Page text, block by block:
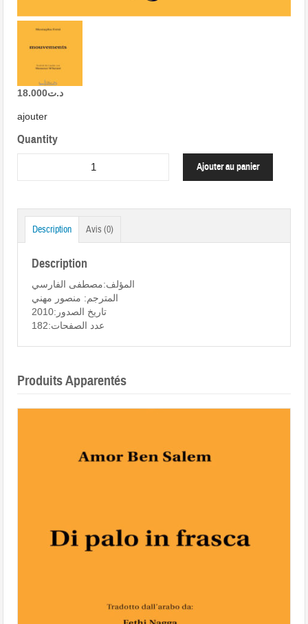
د.ت18.000
ajouter
Quantity
Ajouter au panier
Description Avis (0)
Description
المؤلف:مصطفى الفارسي
المترجم: منصور مهني
تاريخ الصدور:2010
عدد الصفحات:182
Produits Apparentés